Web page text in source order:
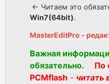
<- Читаем это
Win7(64bit).
MasterEditPro -
Важная
обязательно.
По
PCMflash - читать